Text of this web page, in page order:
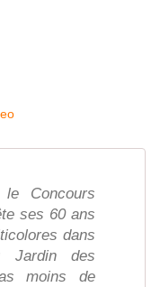
Concours
ses 60 ans
dans
Jardin des
moins de